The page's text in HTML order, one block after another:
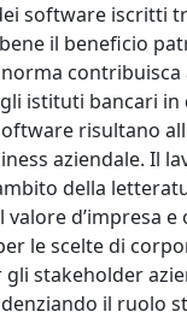
software iscritti
il beneficio
contribuisca
istituti bancari in
risultano
aziendale. Il
della
d’impresa e
le scelte di
stakeholder
il ruolo